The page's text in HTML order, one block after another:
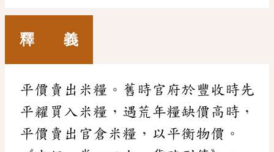
釋 義
平價賣出米糧。舊時官府於豐收時先
平糴買入米糧，遇荒年糧缺價高時，
平價賣出官倉米糧，以平衡物價。